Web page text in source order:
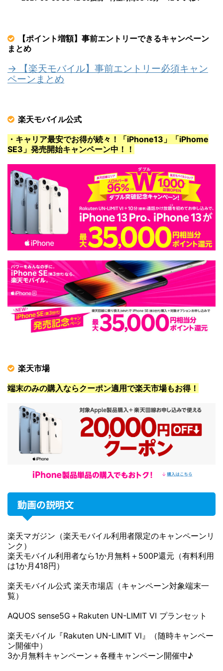
【ポイント増額】事前エントリーできるキャンペーン
まとめ
→ 【楽天モバイル】事前エントリー必須キャン
ペーンまとめ
楽天モバイル公式
・キャリア最安でお得が続々！「iPhone13」「iPhome
SE3」発売開始キャンペーン中！！
楽天市場
端末のみの購入ならクーポン適用で楽天市場もお得！
動画の説明文
楽天マガジン（楽天モバイル利用者限定のキャンペーンリ
ンク）
楽天モバイル利用者なら1か月無料＋500P還元（有料利用
は1か月418円）
楽天モバイル公式 楽天市場店（キャンペーン対象端末一
覧）
AQUOS sense5G＋Rakuten UN-LIMIT VI プランセット
楽天モバイル『Rakuten UN-LIMIT Ⅵ』（随時キャンペー
ン開催中）
3か月無料キャンペーン＋各種キャンペーン開催中♪